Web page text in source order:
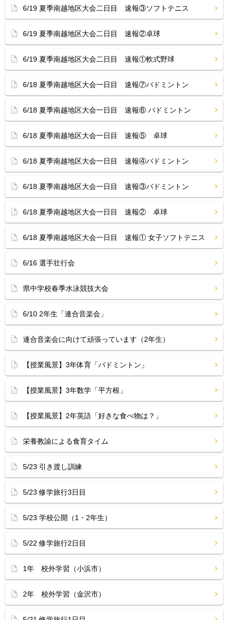
6/19 夏季南越地区大会二日目 速報③ソフトテニス
6/19 夏季南越地区大会二日目 速報②卓球
6/19 夏季南越地区大会二日目 速報①軟式野球
6/18 夏季南越地区大会一日目 速報⑦バドミントン
6/18 夏季南越地区大会一日目 速報⑥ バドミントン
6/18 夏季南越地区大会一日目 速報⑤ 卓球
6/18 夏季南越地区大会一日目 速報④バドミントン
6/18 夏季南越地区大会一日目 速報③バドミントン
6/18 夏季南越地区大会一日目 速報② 卓球
6/18 夏季南越地区大会一日目 速報① 女子ソフトテニス
6/16 選手壮行会
県中学校春季水泳競技大会
6/10 2年生「連合音楽会」
連合音楽会に向けて頑張っています（2年生）
【授業風景】3年体育「バドミントン」
【授業風景】3年数学「平方根」
【授業風景】2年英語「好きな食べ物は？」
栄養教諭による食育タイム
5/23 引き渡し訓練
5/23 修学旅行3日目
5/23 学校公開（1・2年生）
5/22 修学旅行2日目
1年 校外学習（小浜市）
2年 校外学習（金沢市）